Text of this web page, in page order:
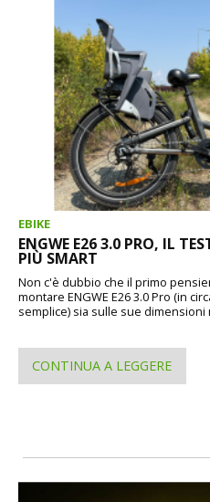
EBIKE
ENGWE E26 3.0 PRO, IL
PIÙ SMART
Non c'è dubbio che il primo
montare ENGWE E26 3.0 Pro (in
semplice) sia sulle sue dimensioni
CONTINUA A LEGGERE